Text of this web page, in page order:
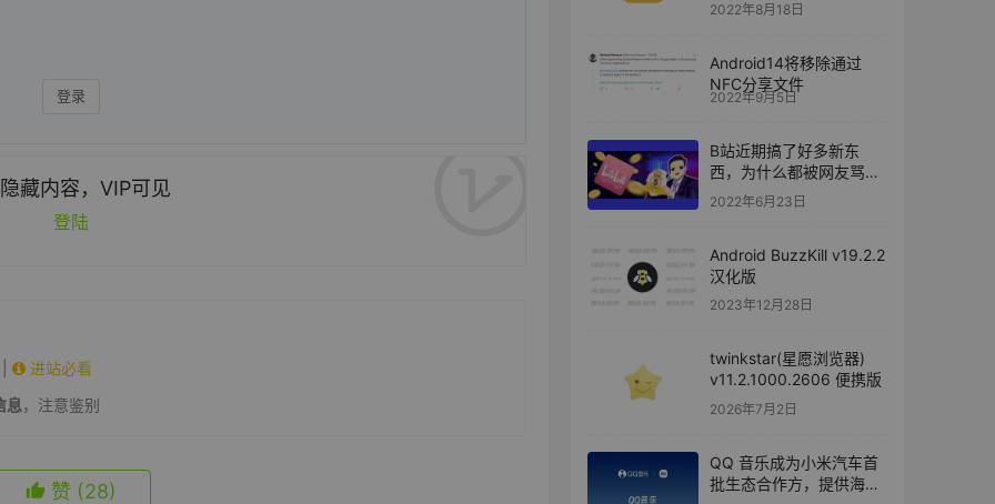
登录
隐藏内容，VIP可见
登陆
进站必看
息，注意鉴别
赞 (28)
2022年8月18日
Android14将移除通过
NFC分享文件
2022年9月5日
B站近期搞了好多新东
西，为什么都被网友骂
了？
2022年6月23日
Android BuzzKill v19.2.2
汉化版
2023年12月28日
twinkstar(星愿浏览器)
v11.2.1000.2606 便携版
2026年7月2日
QQ 音乐成为小米汽车首
批生态合作方，提供海量